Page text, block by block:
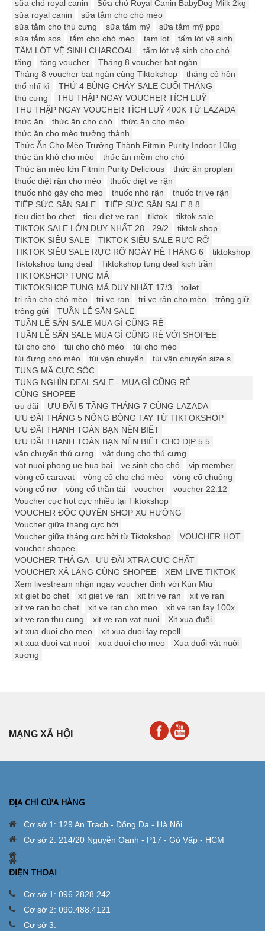
sữa chó royal canin
Sữa chó Royal Canin BabyDog Milk 2kg
sữa royal canin
sữa tắm cho chó mèo
sữa tắm cho thú cưng
sữa tắm mỹ
sữa tắm mỹ ppp
sữa tắm sos
tắm cho chó mèo tam lot
tấm lót vệ sinh
TẤM LÓT VỆ SINH CHARCOAL
tấm lót vệ sinh cho chó
tặng
tặng voucher
Tháng 8 voucher bạt ngàn
Tháng 8 voucher bạt ngàn cùng Tiktokshop
tháng cô hồn
thổ nhĩ kì
THỨ 4 BÙNG CHÁY SALE CUỐI THÁNG
thú cưng
THU THẬP NGAY VOUCHER TÍCH LUỸ
THU THẬP NGAY VOUCHER TÍCH LUỸ 400K TỪ LAZADA
thức ăn
thức ăn cho chó
thức ăn cho mèo
thức ăn cho mèo trưởng thành
Thức Ăn Cho Mèo Trưởng Thành Fitmin Purity Indoor 10kg
thức ăn khô cho mèo
thức ăn mềm cho chó
Thức ăn mèo lớn Fitmin Purity Delicious
thức ăn proplan
thuốc diệt rận cho mèo
thuốc diệt ve rận
thuốc nhỏ gáy cho mèo
thuốc nhỏ rận
thuốc trị ve rận
TIẾP SỨC SĂN SALE
TIẾP SỨC SĂN SALE 8.8
tieu diet bo chet
tieu diet ve ran tiktok
tiktok sale
TIKTOK SALE LỚN DUY NHẤT 28 - 29/2
tiktok shop
TIKTOK SIÊU SALE
TIKTOK SIÊU SALE RỰC RỠ
TIKTOK SIÊU SALE RỰC RỠ NGÀY HÈ THÁNG 6
tiktokshop
Tiktokshop tung deal
Tiktokshop tung deal kịch trần
TIKTOKSHOP TUNG MÃ
TIKTOKSHOP TUNG MÃ DUY NHẤT 17/3
toilet
trị rận cho chó mèo
tri ve ran trị ve rận cho mèo
trông giữ
trông gửi
TUẦN LỄ SĂN SALE
TUẦN LỄ SĂN SALE MUA GÌ CŨNG RẺ
TUẦN LỄ SĂN SALE MUA GÌ CŨNG RẺ VỚI SHOPEE
túi cho chó
túi cho chó mèo
túi cho mèo
túi đựng chó mèo
túi vận chuyển
túi vận chuyển size s
TUNG MÃ CỰC SỐC
TUNG NGHÌN DEAL SALE - MUA GÌ CŨNG RẺ
CÙNG SHOPEE
ưu đãi
ƯU ĐÃI 5 TẦNG THÁNG 7 CÙNG LAZADA
ƯU ĐÃI THÁNG 5 NÓNG BỎNG TAY TỪ TIKTOKSHOP
ƯU ĐÃI THANH TOÁN BẠN NÊN BIẾT
ƯU ĐÃI THANH TOÁN BẠN NÊN BIẾT CHO DỊP 5.5
vận chuyển thú cưng
vật dụng cho thú cưng
vat nuoi phong ue bua bai
ve sinh cho chó
vip member
vòng cổ caravat
vòng cổ cho chó mèo
vòng cổ chuông
vòng cổ nơ
vòng cổ thần tài voucher
voucher 22.12
Voucher cực hot cực nhiều tại Tiktokshop
VOUCHER ĐỘC QUYỀN SHOP XU HƯỚNG
Voucher giữa tháng cực hời
Voucher giữa tháng cực hời từ Tiktokshop
VOUCHER HOT
voucher shopee
VOUCHER THẢ GA - ƯU ĐÃI XTRA CỰC CHẤT
VOUCHER XẢ LÁNG CÙNG SHOPEE
XEM LIVE TIKTOK
Xem livestream nhận ngay voucher đỉnh với Kún Miu
xit giet bo chet
xit giet ve ran xit tri ve ran
xit ve ran
xit ve ran bo chet
xit ve ran cho meo
xit ve ran fay 100x
xit ve ran thu cung
xit ve ran vat nuoi
Xịt xua đuổi
xit xua duoi cho meo
xit xua duoi fay repell
xit xua duoi vat nuoi
xua duoi cho meo
Xua đuổi vật nuôi
xương
MẠNG XÃ HỘI
ĐỊA CHỈ CỬA HÀNG
Cơ sở 1: 129 An Trạch - Đống Đa - Hà Nội
Cơ sở 2: 214/20 Nguyễn Oanh - P17 - Gò Vấp - HCM
ĐIỆN THOẠI
Cơ sở 1: 096.2828.242
Cơ sở 2: 090.488.4121
Cơ sở 3: